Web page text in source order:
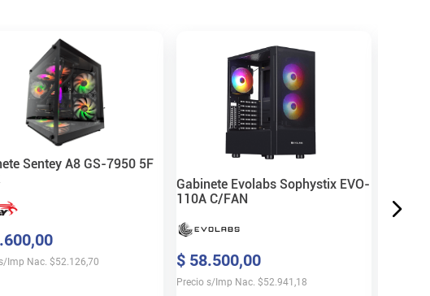
Sentey A8 GS-7950 5F
.600,00
Imp Nac. $52.126,70
Gabinete Evolabs Sophystix EVO-
110A C/FAN
$ 58.500,00
Precio s/Imp Nac. $52.941,18